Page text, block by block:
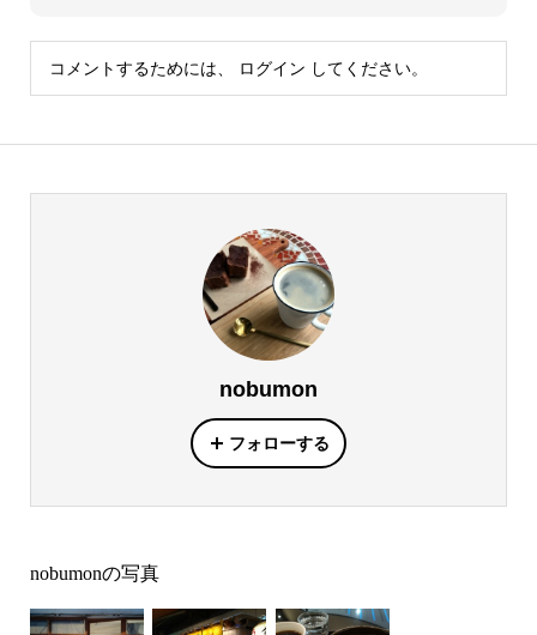
コメントするためには、 ログイン してください。
nobumon
フォローする
nobumonの写真